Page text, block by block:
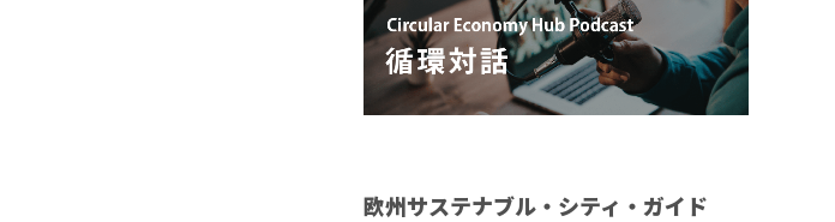
欧州サステナブル・シティ・ガイド